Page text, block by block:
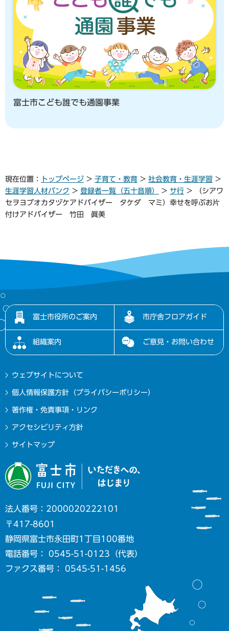
富士市こども誰でも通園事業
現在位置： トップページ > 子育て・教育 > 社会教育・生涯学習 >
生涯学習人材バンク > 登録者一覧（五十音順） > サ行 > （シアワ
セヲヨブオカタヅケアドバイザー タケダ マミ）幸せを呼ぶお片
付けアドバイザー 竹田 眞美
富士市役所のご案内 市庁舎フロアガイド
組織案内 ご意見・お問い合わせ
ウェブサイトについて
個人情報保護方針（プライバシーポリシー）
著作権・免責事項・リンク
アクセシビリティ方針
サイトマップ
法人番号：2000020222101
〒417-8601
静岡県富士市永田町1丁目100番地
電話番号： 0545-51-0123（代表）
ファクス番号： 0545-51-1456